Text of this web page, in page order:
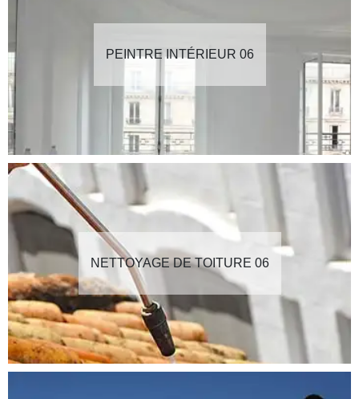
PEINTRE INTÉRIEUR 06
NETTOYAGE DE TOITURE 06